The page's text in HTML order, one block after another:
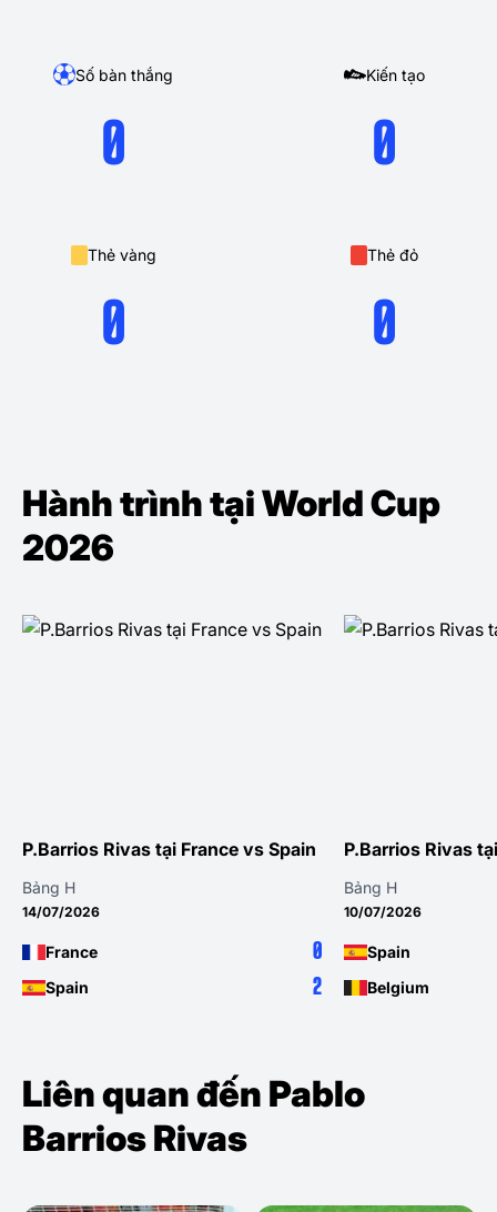
Số bàn thắng
0
Kiến tạo
0
Thẻ vàng
0
Thẻ đỏ
0
Hành trình tại World Cup
2026
P.Barrios Rivas tại France vs Spain
Bảng H
14/07/2026
France
Spain
P.Barrios Rivas tại
Bảng H
10/07/2026
Spain
Belgium
Liên quan đến Pablo
Barrios Rivas